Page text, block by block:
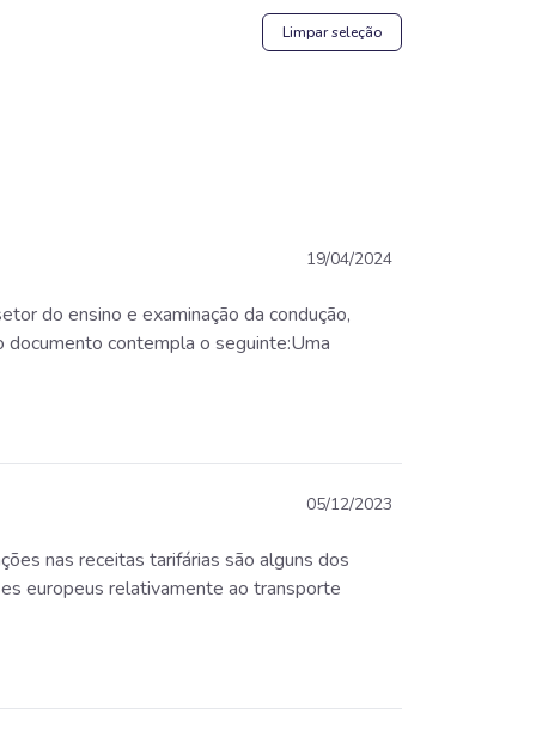
Limpar seleção
19/04/2024
do ensino e examinação da condução,
documento contempla o seguinte:Uma
05/12/2023
nas receitas tarifárias são alguns dos
europeus relativamente ao transporte